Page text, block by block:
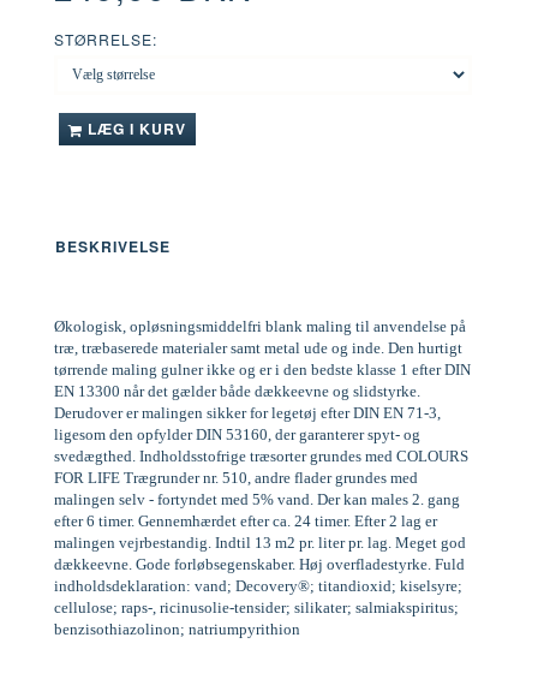
STØRRELSE:
LÆG I KURV
BESKRIVELSE
Økologisk, opløsningsmiddelfri blank maling til anvendelse på
træ, træbaserede materialer samt metal ude og inde. Den hurtigt
tørrende maling gulner ikke og er i den bedste klasse 1 efter DIN
EN 13300 når det gælder både dækkeevne og slidstyrke.
Derudover er malingen sikker for legetøj efter DIN EN 71-3,
ligesom den opfylder DIN 53160, der garanterer spyt- og
svedægthed. Indholdsstofrige træsorter grundes med COLOURS
FOR LIFE Trægrunder nr. 510, andre flader grundes med
malingen selv - fortyndet med 5% vand. Der kan males 2. gang
efter 6 timer. Gennemhærdet efter ca. 24 timer. Efter 2 lag er
malingen vejrbestandig. Indtil 13 m2 pr. liter pr. lag. Meget god
dækkeevne. Gode forløbsegenskaber. Høj overfladestyrke. Fuld
indholdsdeklaration: vand; Decovery®; titandioxid; kiselsyre;
cellulose; raps-, ricinusolie-tensider; silikater; salmiakspiritus;
benzisothiazolinon; natriumpyrithion